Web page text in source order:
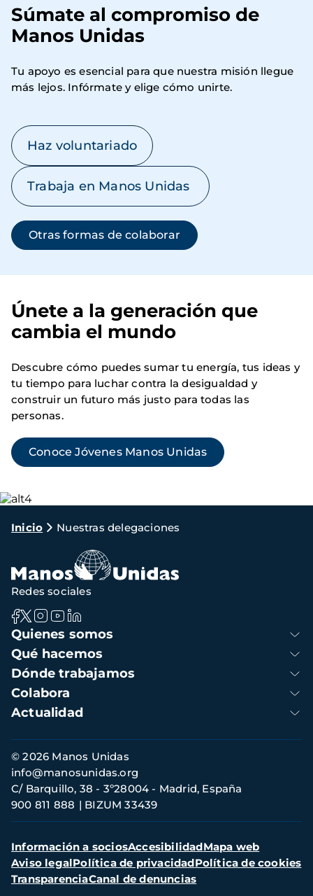
Súmate al compromiso de
Manos Unidas
Tu apoyo es esencial para que nuestra misión llegue
más lejos. Infórmate y elige cómo unirte.
Haz voluntariado
Trabaja en Manos Unidas
Otras formas de colaborar
Únete a la generación que
cambia el mundo
Descubre cómo puedes sumar tu energía, tus ideas y
tu tiempo para luchar contra la desigualdad y
construir un futuro más justo para todas las
personas.
Conoce Jóvenes Manos Unidas
Ruta
navegación
Inicio Nuestras delegaciones
Navegación
principal
Quienes somos
Qué hacemos
Dónde trabajamos
Colabora
Actualidad
Redes sociales
Información
de
contacto
© 2026 Manos Unidas
C/ Barquillo, 38 - 3º28004 - Madrid, España
900 811 888
BIZUM 33439
info@manosunidas.org
Menú
secundario
Información a sociosAccesibilidadMapa web
Aviso legalPolítica de privacidadPolítica de cookies
TransparenciaCanal de denuncias